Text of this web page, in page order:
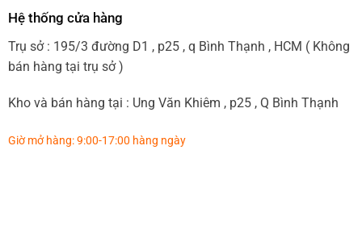
Hệ thống cửa hàng
Trụ sở : 195/3 đường D1 , p25 , q Bình Thạnh , HCM ( Không
bán hàng tại trụ sở )
Kho và bán hàng tại : Ung Văn Khiêm , p25 , Q Bình Thạnh
Giờ mở hàng: 9:00-17:00 hàng ngày